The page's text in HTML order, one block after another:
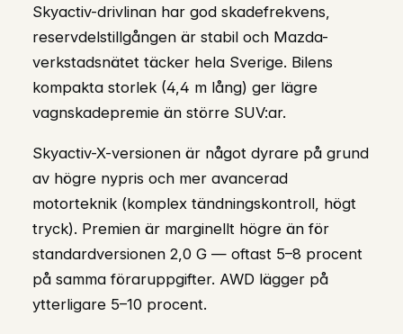
Skyactiv-drivlinan har god skadefrekvens,
reservdelstillgången är stabil och Mazda-
verkstadsnätet täcker hela Sverige. Bilens
kompakta storlek (4,4 m lång) ger lägre
vagnskadepremie än större SUV:ar.
Skyactiv-X-versionen är något dyrare på grund
av högre nypris och mer avancerad
motorteknik (komplex tändningskontroll, högt
tryck). Premien är marginellt högre än för
standardversionen 2,0 G — oftast 5–8 procent
på samma föraruppgifter. AWD lägger på
ytterligare 5–10 procent.